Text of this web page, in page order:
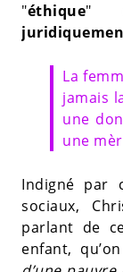
"éthique"
La
jamais
une
une
Indigné par
sociaux,
parlant de
enfant,